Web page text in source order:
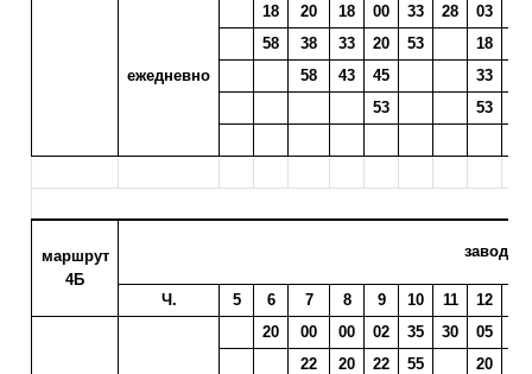
ежедневно
18 20 18 00 33 28 03
58
38 33 20 53 18
58
43 45 33
53
53
маршрут
4Б
завод
Ч. 5 6 7 8 9 10 11 12
20 00 00 02 35 30 05
22
20 22 55 20